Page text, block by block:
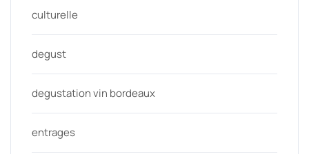
culturelle
degust
degustation vin bordeaux
entrages